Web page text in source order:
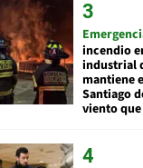
incendio
industrial
mantiene
Santiago
viento que